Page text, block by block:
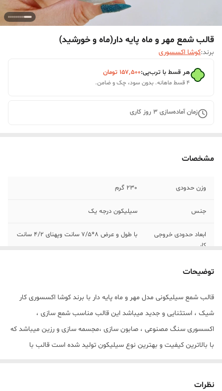
قالب شمع مهر و ماه پایه دار(ماه و خورشید)
برند:کوشا اکسسوری
هر قسط با ترب‌پی:۱۵۷٬۵۰۰ تومان
۴ قسط ماهانه. بدون سود، چک و ضامن.
زمان آماده‌سازی 3 روز کاری
مشخصات
وزن حدودی 230 گرم
جنس سیلیکون درجه یک
ابعاد حدودی خروجی
کار
با طول و عرض 8*7/5 سانت وپهنای 4/2 سانت
توضیحات
قالب شمع سیلیکونی مدل مهر و ماه پایه دار با برند کوشا اکسسوری کار
شیک ، استثنایی و جدید میباشد این قالب مناسب شمع سازی ،
اکسسوری سنگ مصنوعی ، صابون سازی ،مجسمه سازی و رزین میباشد که
با بالاترین کیفیت و بهترین نوع سیلیکون تولید شده است قالب با
نظرات